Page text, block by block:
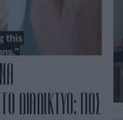
ΔΙΑΔΙΚΤΥΟ: ΠΩΣ